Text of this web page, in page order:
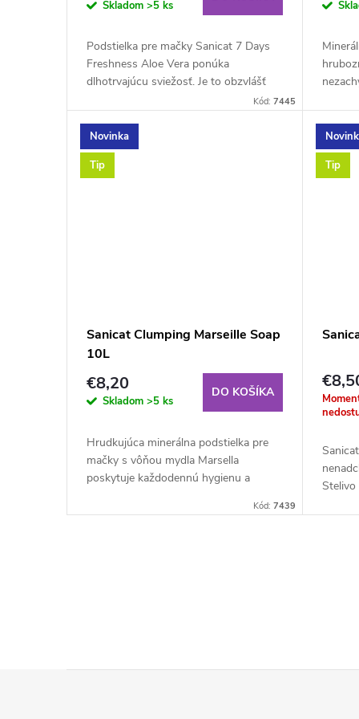
kk
Skladom >5 ks
Podstielka pre mačky Sanicat 7 Days
Freshness Aloe Vera ponúka
dlhotrvajúcu sviežosť. Je to obzvlášť
tekutiny bez...
Kód:7445
Novinka
Tip
Sanicat Clumping Marseille Soap
10L
€8,20
Skladom >5 ks
DO KOŠÍKA
Hrudkujúca minerálna podstielka pre
mačky s vôňou mydla Marsella
poskytuje každodennú hygienu a
mačky. Ľahko sa naberá a čistí...
Kód:7439
Tip
á